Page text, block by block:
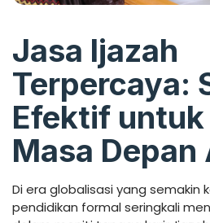
Jasa Ijazah
Terpercaya:
Efektif untuk
Masa Depan
Di era globalisasi yang semakin
pendidikan formal seringkali